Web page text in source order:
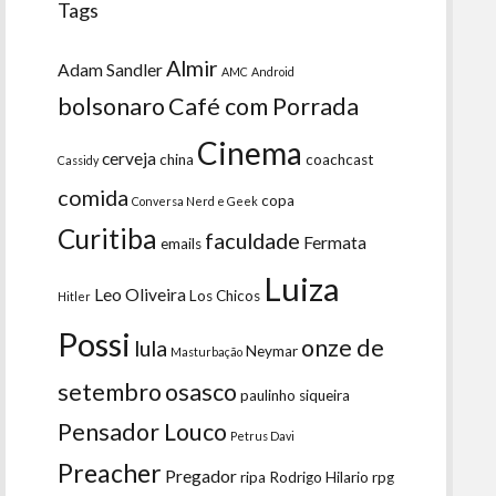
Tags
Adam Sandler Almir AMC Android
bolsonaroCafé com Porrada
Cassidy cervejachina Cinema coachcast
comida Conversa Nerd e Geek copa
Curitiba emails faculdade Fermata
Hitler Leo OliveiraLos Chicos Luiza
Possi lula Masturbação Neymar onze de
setembroosasco paulinho siqueira
Pensador Louco Petrus Davi
Preacher Pregadorripa Rodrigo Hilario rpg